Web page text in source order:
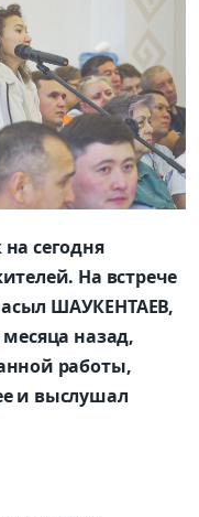
сегодня
На встрече
ШАУКЕНТАЕВ,
назад,
работы,
и выслушал